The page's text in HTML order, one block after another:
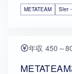
METATEAM SIer
年収 450～